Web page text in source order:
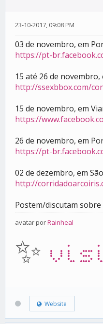
23-10-2017, 09:08 PM
03 de novembro, em
https://pt-
15 até 26 de novembro,
http://ssexbbox.com/
15 de novembro, em
https://
26 de novembro, em
https://pt-
02 de dezembro, em
http://
Postem/discutam
avatar porRainheal
✨
Website